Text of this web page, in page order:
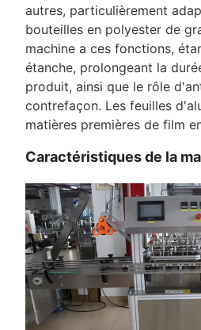
autres, particulièrement
bouteilles en polyester de
machine a ces fonctions,
étanche, prolongeant la
produit, ainsi que le rôle
contrefaçon. Les feuilles
matières premières de film
Caractéristiques de la